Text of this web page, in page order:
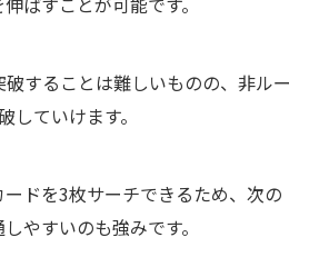
することは難しいものの、非ルー
していけます。
ドを3枚サーチできるため、次の
やすいのも強みです。